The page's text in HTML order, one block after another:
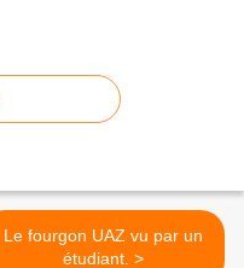
Le fourgon UAZ vu par un
étudiant. >